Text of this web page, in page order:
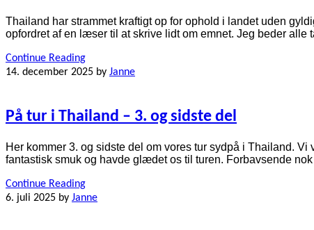
Thailand har strammet kraftigt op for ophold i landet uden
opfordret af en læser til at skrive lidt om emnet. Jeg beder alle
Continue Reading
14. december 2025 by Janne
På tur i Thailand – 3. og sidste del
Her kommer 3. og sidste del om vores tur sydpå i Thailand.
fantastisk smuk og havde glædet os til turen. Forbavsende
Continue Reading
6. juli 2025 by Janne